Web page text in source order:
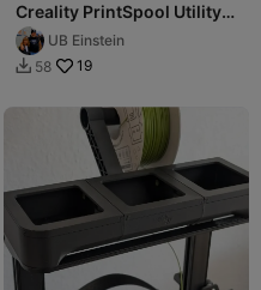
Creality PrintSpool Utility
ReelUB Einstein
 58 19